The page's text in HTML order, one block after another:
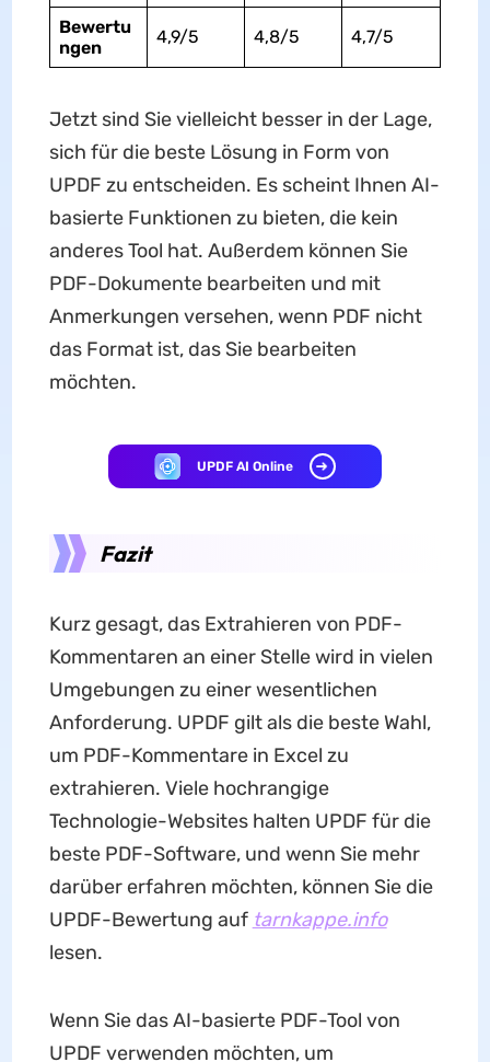
Bewertu
ngen
4,9/5 4,8/5 4,7/5
Jetzt sind Sie vielleicht besser in der Lage,
sich für die beste Lösung in Form von
UPDF zu entscheiden. Es scheint Ihnen AI-
basierte Funktionen zu bieten, die kein
anderes Tool hat. Außerdem können Sie
PDF-Dokumente bearbeiten und mit
Anmerkungen versehen, wenn PDF nicht
das Format ist, das Sie bearbeiten
möchten.
UPDF AI Online
Fazit
Kurz gesagt, das Extrahieren von PDF-
Kommentaren an einer Stelle wird in vielen
Umgebungen zu einer wesentlichen
Anforderung. UPDF gilt als die beste Wahl,
um PDF-Kommentare in Excel zu
extrahieren. Viele hochrangige
Technologie-Websites halten UPDF für die
beste PDF-Software, und wenn Sie mehr
darüber erfahren möchten, können Sie die
UPDF-Bewertung auf tarnkappe.info
lesen.
Wenn Sie das AI-basierte PDF-Tool von
UPDF verwenden möchten, um